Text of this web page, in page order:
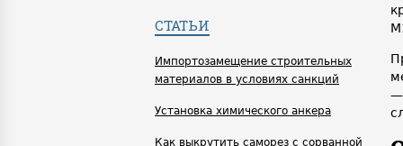
СТАТЬИ
Импортозамещение строительных
материалов в условиях санкций
Установка химического анкера
Как выкрутить саморез с сорванной
—